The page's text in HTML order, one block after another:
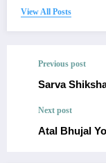
View All Posts
Previous post
Sarva
Next post
Atal Bhujal